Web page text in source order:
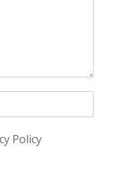
Policy